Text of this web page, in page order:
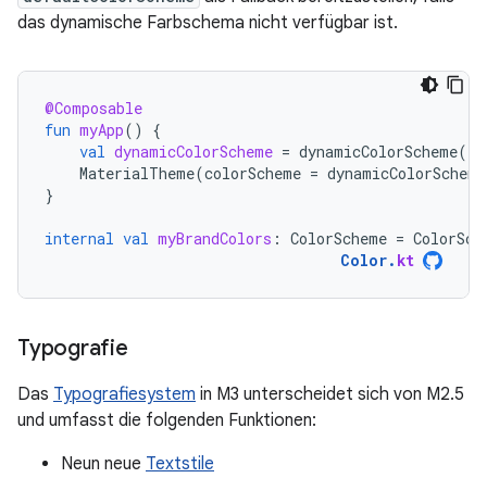
das dynamische Farbschema nicht verfügbar ist.
@Composable
fun myApp()
{
val dynamicColorScheme = dynamicColorScheme(
MaterialTheme(colorScheme = dynamicColorScheme
}
internal val myBrandColors : ColorScheme =
Color. kt
Typografie
Das Typografiesystem in M3 unterscheidet sich von M2.5
und umfasst die folgenden Funktionen:
Neun neue Textstile